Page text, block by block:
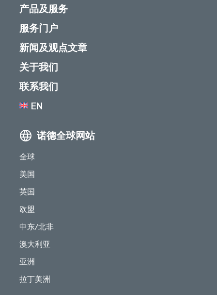
产品及服务
服务门户
新闻及观点文章
关于我们
联系我们
EN
诺德全球网站
全球
美国
英国
欧盟
中东/北非
澳大利亚
亚洲
拉丁美洲